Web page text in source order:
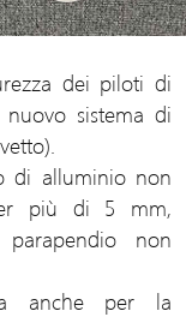
dei piloti di
sistema di
di alluminio non
più di 5 mm,
non
anche per la